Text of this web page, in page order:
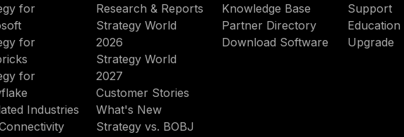
for
for
for
Industries
Research & Reports
Strategy World
2026
Strategy World
2027
Customer Stories
What's New
Strategy vs. BOBJ
Knowledge Base
Partner Directory
Download Software
Support
Education
Upgrade